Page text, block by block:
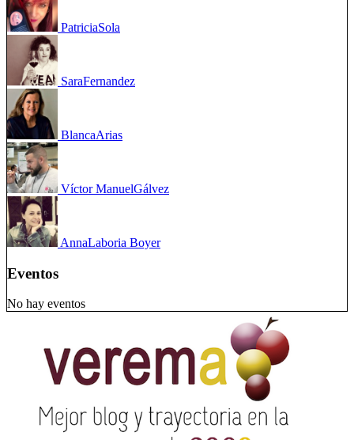
PatriciaSola
SaraFernandez
BlancaArias
Víctor ManuelGálvez
AnnaLaboria Boyer
Eventos
No hay eventos